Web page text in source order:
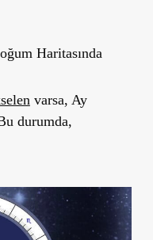
Haritasında
varsa, Ay
durumda,